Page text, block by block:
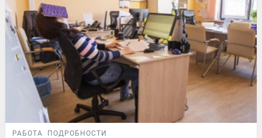
РАБОТА ПОДРОБНОСТИ